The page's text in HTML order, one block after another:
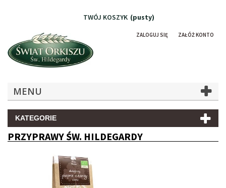
TWÓJ KOSZYK (pusty)
ZALOGUJ SIĘ ZAŁÓŻ KONTO
MENU
KATEGORIE
PRZYPRAWY ŚW. HILDEGARDY